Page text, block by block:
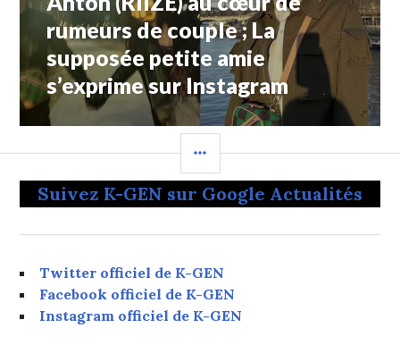
Suivant:
rumeurs de couple ; La
supposée petite amie
s’exprime sur Instagram
LATÉRALE
Suivez K-GEN sur Google Actualités
Twitter officiel de K-GEN
Facebook officiel de K-GEN
Instagram officiel de K-GEN